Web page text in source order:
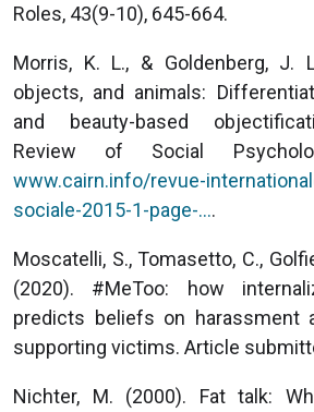
Roles, 43(9-10), 645-664.
Morris, K. L., & Goldenberg, J.
objects, and animals:
and beauty-based
Review of Social
www.cairn.info/revue-
sociale-2015-1-page-….
Moscatelli, S., Tomasetto, C.,
(2020). #MeToo: how
predicts beliefs on harassment
supporting victims. Article
Nichter, M. (2000). Fat talk: